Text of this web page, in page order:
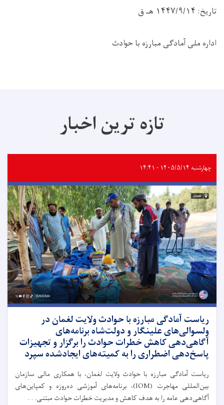
تاریخ: ۱۴۴۷/۹/۱۴ هـ ق
اداره ملی آمادگی مبارزه با حوادث
تازه ترین اخبار
چهارشنبه ۱۴۰۵/۵/۱۴ - ۱۴:۴۱
ریاست آمادگی مبارزه با حوادث ولایت لغمان در
ولسوالی‌های علینگار و دولت‌شاه برنامه‌های
آگاهی‌دهی کاهش خطرات حوادث را برگزار و تجهیزات
پاسخ‌دهی اضطراری را به کمیته‌های ایجادشده سپرد
ریاست آمادگی مبارزه با حوادث ولایت لغمان، با همکاری مالی سازمان
بین‌المللی مهاجرت (IOM)، برنامه‌های آموزشی ده‌روزه و کمپاین‌های
آگاهی‌دهی عامه را به هدف کاهش و مدیریت خطرات حوادث مبتنی. . .